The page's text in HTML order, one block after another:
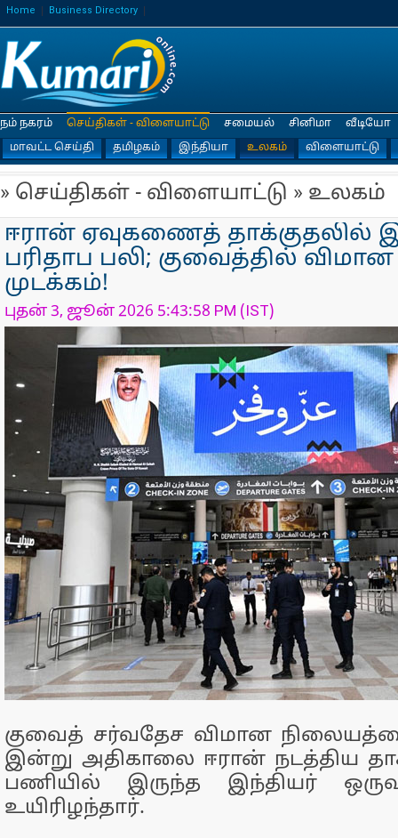
Home Business Directory
நம் நகரம்
செய்திகள் - விளையாட்டு
மாவட்ட செய்தி
தமிழகம் இந்தியா உலகம் விளையாட்டு
சமையல் சினிமா வீடியோ
» செய்திகள் - விளையாட்டு » உலகம்
ஈரான் ஏவுகணைத் தாக்குதலில்
பரிதாப பலி; குவைத்தில்
முடக்கம்!
புதன் 3, ஜூன் 2026 5:43:58 PM (IST)
குவைத் சர்வதேச விமான
இன்று அதிகாலை ஈரான் நடத்திய
பணியில் இருந்த இந்தியர்
உயிரிழந்தார்.